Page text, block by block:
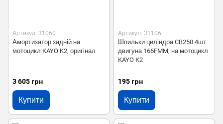
Артикул: 31060
Амортизатор задній на
мотоцикл KAYO K2, оригінал
3 605 грн
Купити
Артикул: 31106
Шпильки циліндра CB250 4шт
двигуна 166FMM, на мотоцикл
KAYO K2
195 грн
Купити